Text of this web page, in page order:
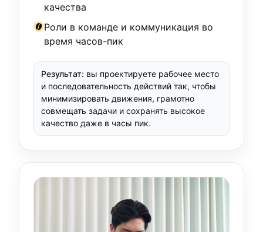
качества
Роли в команде и коммуникация во
время часов-пик
Результат: вы проектируете рабочее место
и последовательность действий так, чтобы
минимизировать движения, грамотно
совмещать задачи и сохранять высокое
качество даже в часы пик.